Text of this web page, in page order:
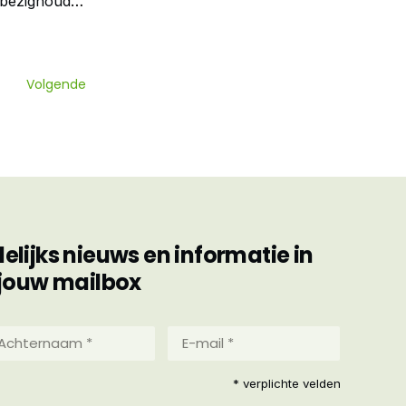
Meer
Volgende
nieuws en informatie in
mailbox
mail
* verplichte velden